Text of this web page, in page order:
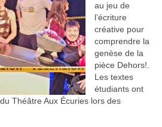
au jeu de
l’écriture
créative pour
comprendre la
genèse de la
pièce Dehors!.
Les textes
étudiants ont
Théâtre Aux Écuries lors des